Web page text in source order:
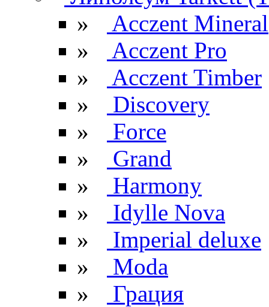
»
Acczent Mineral
»
Acczent Pro
»
Acczent Timber
»
Discovery
»
Force
»
Grand
»
Harmony
»
Idylle Nova
»
Imperial deluxe
»
Moda
»
Грация